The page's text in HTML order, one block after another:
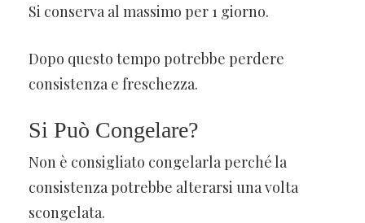
Si conserva al massimo per 1 giorno.
Dopo questo tempo potrebbe perdere
consistenza e freschezza.
Si Può Congelare?
Non è consigliato congelarla perché la
consistenza potrebbe alterarsi una volta
scongelata.